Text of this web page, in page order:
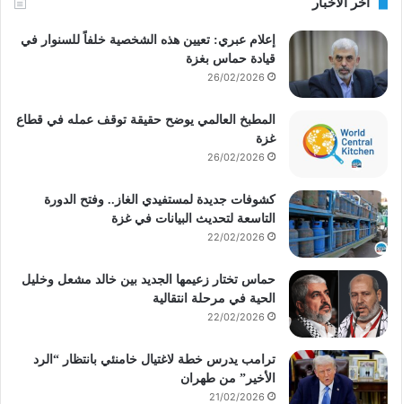
إعلام عبري: تعيين هذه الشخصية خلفاً للسنوار في
قيادة حماس بغزة
26/02/2026
المطبخ العالمي يوضح حقيقة توقف عمله في قطاع
غزة
26/02/2026
كشوفات جديدة لمستفيدي الغاز.. وفتح الدورة
التاسعة لتحديث البيانات في غزة
22/02/2026
حماس تختار زعيمها الجديد بين خالد مشعل وخليل
الحية في مرحلة انتقالية
22/02/2026
ترامب يدرس خطة لاغتيال خامنئي بانتظار “الرد
الأخير” من طهران
21/02/2026